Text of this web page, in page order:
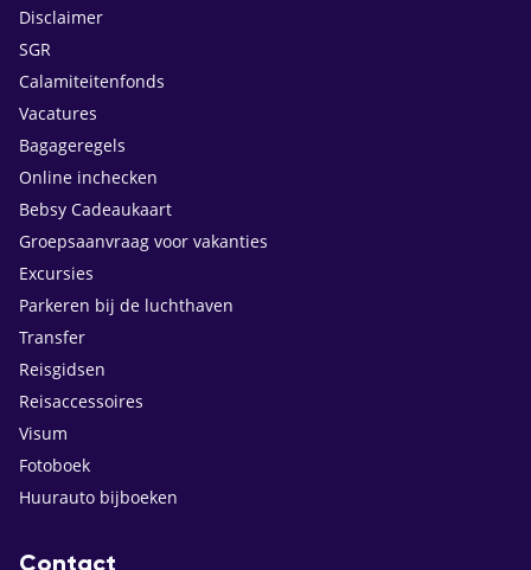
Disclaimer
SGR
Calamiteitenfonds
Vacatures
Bagageregels
Online inchecken
Bebsy Cadeaukaart
Groepsaanvraag voor vakanties
Excursies
Parkeren bij de luchthaven
Transfer
Reisgidsen
Reisaccessoires
Visum
Fotoboek
Huurauto bijboeken
Contact